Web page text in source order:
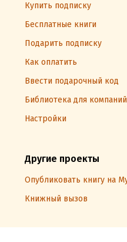
Купить подписку
Бесплатные книги
Подарить подписку
Как оплатить
Ввести подарочный код
Библиотека для компаний
Настройки
Другие проекты
Опубликовать книгу на
Книжный вызов